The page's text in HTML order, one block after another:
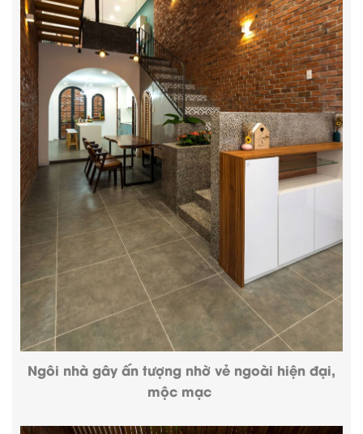
Ngôi nhà gây ấn tượng nhờ vẻ ngoài hiện đại,
mộc mạc